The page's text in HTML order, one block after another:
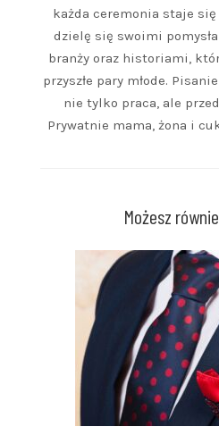
każda ceremonia staje
dzielę się swoimi
branży oraz historiami,
przyszłe pary młode.
nie tylko praca, ale
Prywatnie mama, żona i
Możesz